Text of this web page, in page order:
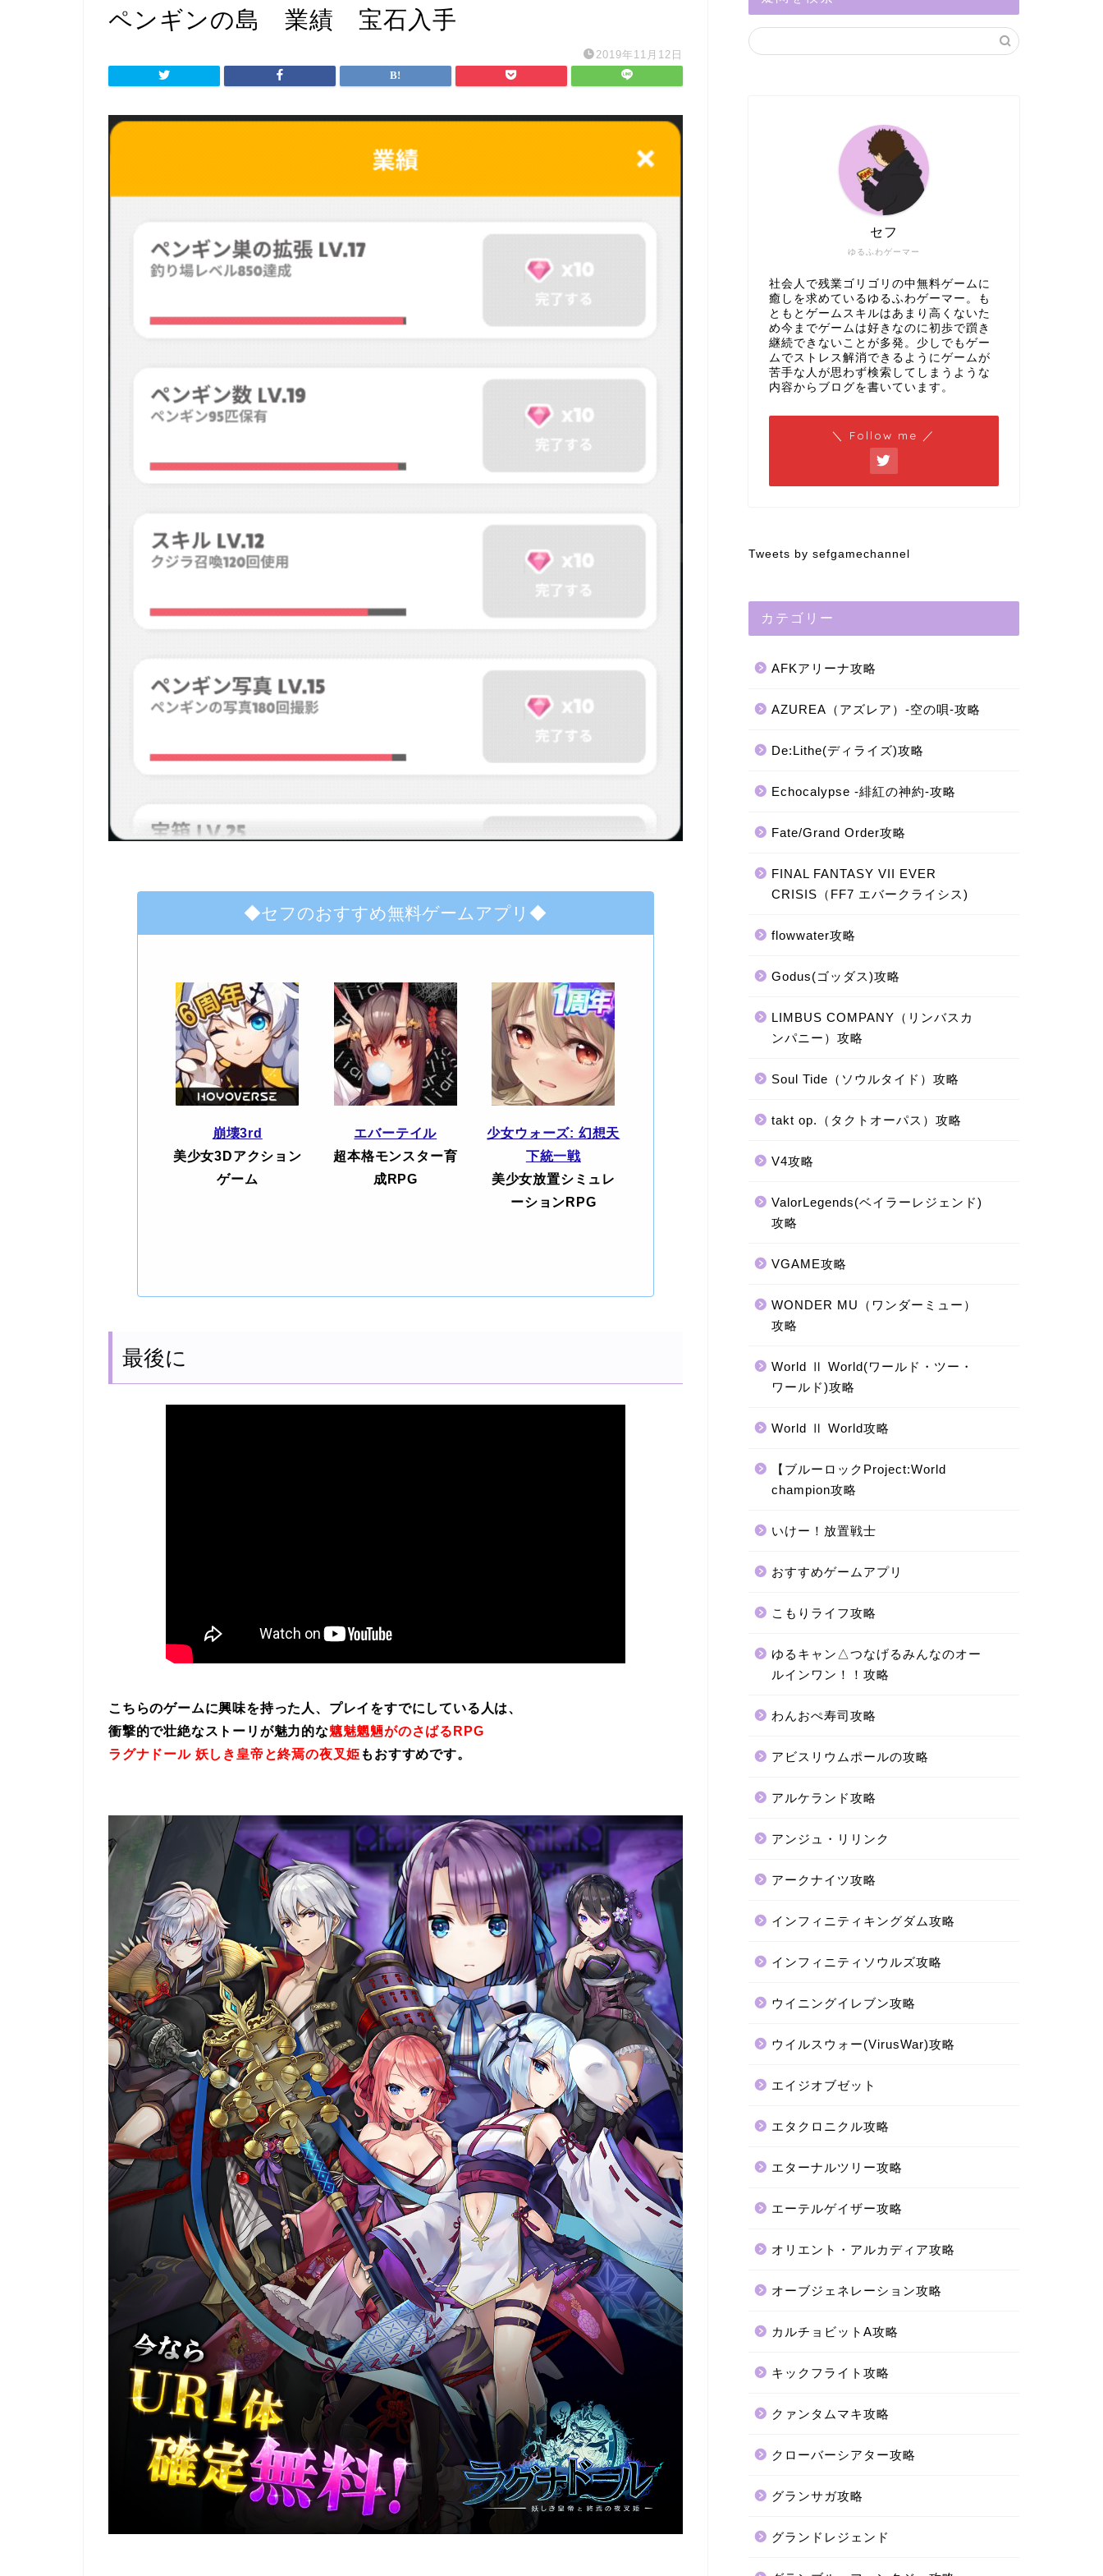
ペンギンの島 業績 宝石入手
2019年11月12日
◆セフのおすすめ無料ゲームアプリ◆
崩壊3rd
美少女3Dアクション
ゲーム
エバーテイル
超本格モンスター育
成RPG
少女ウォーズ: 幻想天
下統一戦
美少女放置シミュレ
ーションRPG
最後に
こちらのゲームに興味を持った人、プレイをすでにしている人は、
衝撃的で壮絶なストーリが魅力的な魑魅魍魎がのさばるRPG
ラグナドール 妖しき皇帝と終焉の夜叉姫 もおすすめです。
ゆるふわゲーマー
セフ
社会人で残業ゴリゴリの中無料ゲームに
癒しを求めているゆるふわゲーマー。も
ともとゲームスキルはあまり高くないた
め今までゲームは好きなのに初歩で躓き
継続できないことが多発。少しでもゲー
ムでストレス解消できるようにゲームが
苦手な人が思わず検索してしまうような
内容からブログを書いています。
＼ Follow me ／
Tweets by sefgamechannel
カテゴリー
AFKアリーナ攻略
AZUREA（アズレア）-空の唄-攻略
De:Lithe(ディライズ)攻略
Echocalypse -緋紅の神約-攻略
Fate/Grand Order攻略
FINAL FANTASY VII EVER
CRISIS（FF7 エバークライシス)
flowwater攻略
Godus(ゴッダス)攻略
LIMBUS COMPANY（リンバスカ
ンパニー）攻略
Soul Tide（ソウルタイド）攻略
takt op.（タクトオーパス）攻略
V4攻略
ValorLegends(ベイラーレジェンド)
攻略
VGAME攻略
WONDER MU（ワンダーミュー）
攻略
World Ⅱ World(ワールド・ツー・
ワールド)攻略
World Ⅱ World攻略
【ブルーロックProject:World
champion攻略
いけー！放置戦士
おすすめゲームアプリ
こもりライフ攻略
ゆるキャン△つなげるみんなのオー
ルインワン！！攻略
わんおぺ寿司攻略
アビスリウムポールの攻略
アルケランド攻略
アンジュ・リリンク
アークナイツ攻略
インフィニティキングダム攻略
インフィニティソウルズ攻略
ウイニングイレブン攻略
ウイルスウォー(VirusWar)攻略
エイジオブゼット
エタクロニクル攻略
エターナルツリー攻略
エーテルゲイザー攻略
オリエント・アルカディア攻略
オーブジェネレーション攻略
カルチョビットA攻略
キックフライト攻略
クァンタムマキ攻略
クローバーシアター攻略
グランサガ攻略
グランドレジェンド